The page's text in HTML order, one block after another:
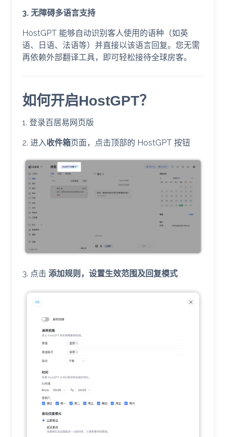
3. 无障碍多语言支持
HostGPT 能够自动识别客人使用的语种（如英
语、日语、法语等）并直接以该语言回复。您无需
再依赖外部翻译工具，即可轻松接待全球房客。
如何开启HostGPT？
1. 登录百居易网页版
2. 进入收件箱页面，点击顶部的 HostGPT 按钮
3. 点击 添加规则，设置生效范围及回复模式